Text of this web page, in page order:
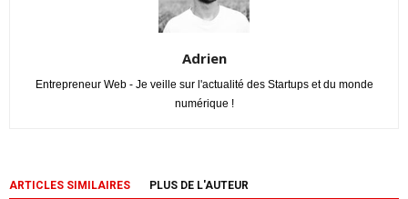
Adrien
Entrepreneur Web - Je veille sur l'actualité des Startups et du monde
numérique !
ARTICLES SIMILAIRES PLUS DE L'AUTEUR